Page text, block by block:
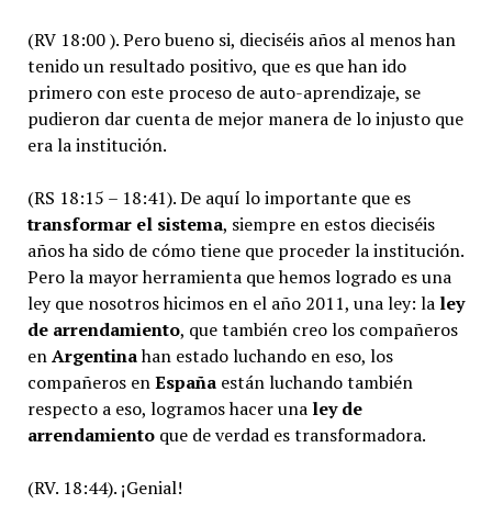
(RV 18:00 ). Pero bueno si, dieciséis años al menos han
tenido un resultado positivo, que es que han ido
primero con este proceso de auto-aprendizaje, se
pudieron dar cuenta de mejor manera de lo injusto que
era la institución.
(RS 18:15 – 18:41). De aquí lo importante que es
transformar el sistema, siempre en estos dieciséis
años ha sido de cómo tiene que proceder la institución.
Pero la mayor herramienta que hemos logrado es una
ley que nosotros hicimos en el año 2011, una ley: la ley
de arrendamiento, que también creo los compañeros
enArgentinahan estado luchando en eso, los
compañeros enEspañaestán luchando también
respecto a eso, logramos hacer una ley de
arrendamientoque de verdad es transformadora.
(RV. 18:44). ¡Genial!